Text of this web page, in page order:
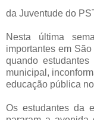
da Juventude do
Nesta última
importantes em
quando
municipal,
educação pública
Os estudantes da